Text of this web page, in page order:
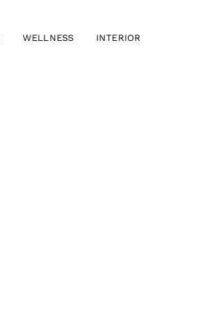
WELLNESS INTERIOR